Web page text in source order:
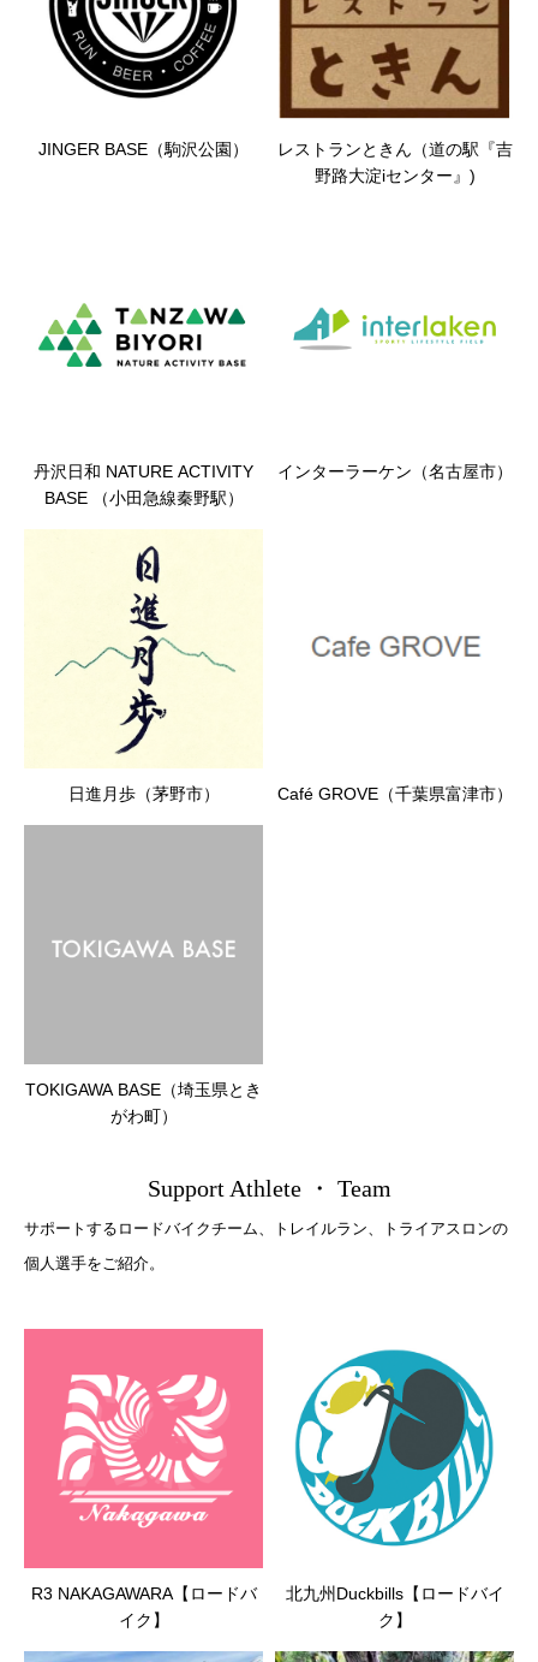
JINGER BASE（駒沢公園）
レストランときん（道の駅『吉
野路大淀iセンター』)
丹沢日和 NATURE ACTIVITY
BASE （小田急線秦野駅）
インターラーケン（名古屋市）
日進月歩（茅野市） Café GROVE（千葉県富津市）
TOKIGAWA BASE（埼玉県とき
がわ町）
Support Athlete ・ Team
サポートするロードバイクチーム、トレイルラン、トライアスロンの
個人選手をご紹介。
R3 NAKAGAWARA【ロードバ
イク】
北九州Duckbills【ロードバイ
ク】